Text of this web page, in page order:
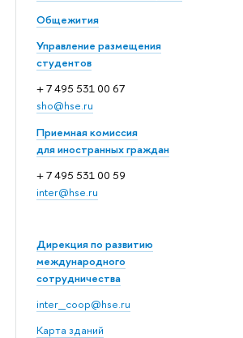
Общежития
Управление размещения
студентов
+ 7 495 531 00 67
sho@hse.ru
Приемная комиссия
для иностранных граждан
+ 7 495 531 00 59
inter@hse.ru
Дирекция по развитию
международного
сотрудничества
inter_coop@hse.ru
Карта зданий